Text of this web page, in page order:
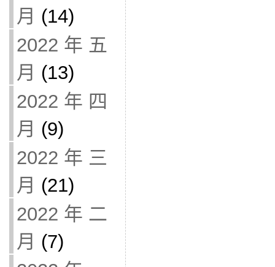
月 (14)
2022 年 五
月 (13)
2022 年 四
月 (9)
2022 年 三
月 (21)
2022 年 二
月 (7)